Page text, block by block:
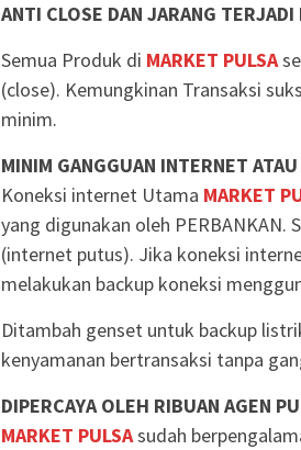
ANTI CLOSE DAN JARANG TERJADI
Semua Produk di MARKET PULSA
(close). Kemungkinan Transaksi
minim.
MINIM GANGGUAN INTERNET
Koneksi internet Utama MARKET
yang digunakan oleh PERBANKAN.
(internet putus). Jika koneksi
melakukan backup koneksi
Ditambah genset untuk backup
kenyamanan bertransaksi tanpa
DIPERCAYA OLEH RIBUAN AGEN
MARKET PULSAsudah